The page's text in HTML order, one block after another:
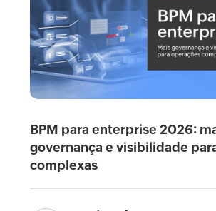
BPM para enterprise 2026:
governança e visibilidade
complexas